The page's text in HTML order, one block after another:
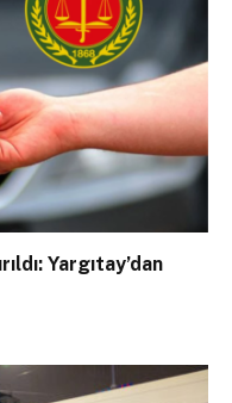
Yargıtay’dan